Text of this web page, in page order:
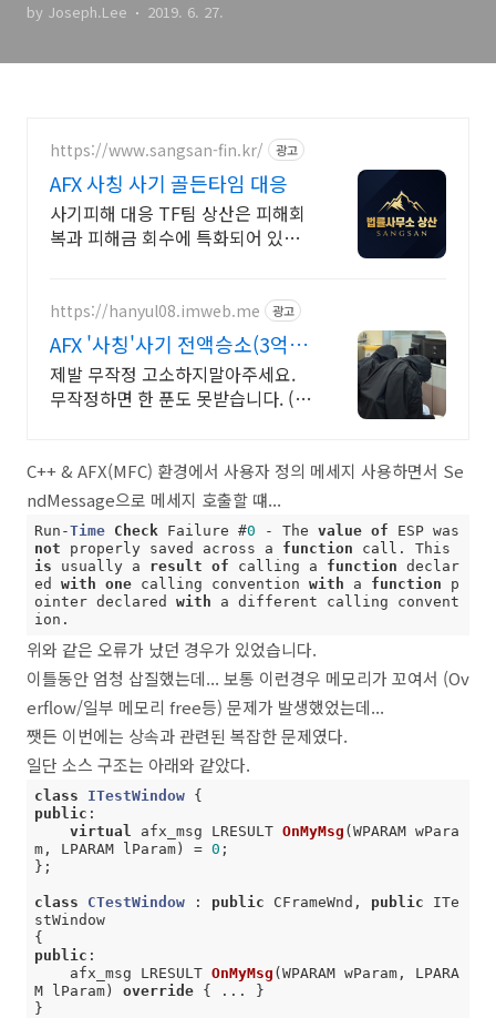
지 호출할 때 Run-Time
Check Failure
by Joseph.Lee 2019. 6. 27.
https://www.sangsan-fin.kr/ 광고
AFX 사칭 사기 골든타임 대응
사기피해 대응 TF팀 상산은 피해회
복과 피해금 회수에 특화되어 있습
https://hanyul08.imweb.me 광고
AFX '사칭'사기 전액승소(3억7
천) 사례보유
제발 무작정 고소하지말아주세요.
무작정하면 한 푼도 못받습니다. (법
C++ & AFX(MFC) 환경에서 사용자 정의 메세지 사용하면서 Se
ndMessage으로 메세지 호출할 떄...
Run -Time Check Failure #0 - The value of
not properly saved across a function
is usually a result of calling a function declar
ed with one calling convention with a function p
ointer declared with a different calling convent
ion.
위와 같은 오류가 났던 경우가 있었습니다.
이틀동안 엄청 삽질했는데... 보통 이런경우 메모리가 꼬여서 (Ov
erflow/일부 메모리 free등) 문제가 발생했었는데...
쨋든 이번에는 상속과 관련된 복잡한 문제였다.
일단 소스 구조는 아래와 같았다.
class ITestWindow {
public :
virtual
afx_msg LRESULT OnMyMsg (WPARAM wPara
m, LPARAM lParam)
= 0 ;
};
class CTestWindow : public CFrameWnd, public ITe
stWindow
public :
afx_msg LRESULT OnMyMsg (WPARAM wParam, LPARA
M lParam)
override
{ ... }
}